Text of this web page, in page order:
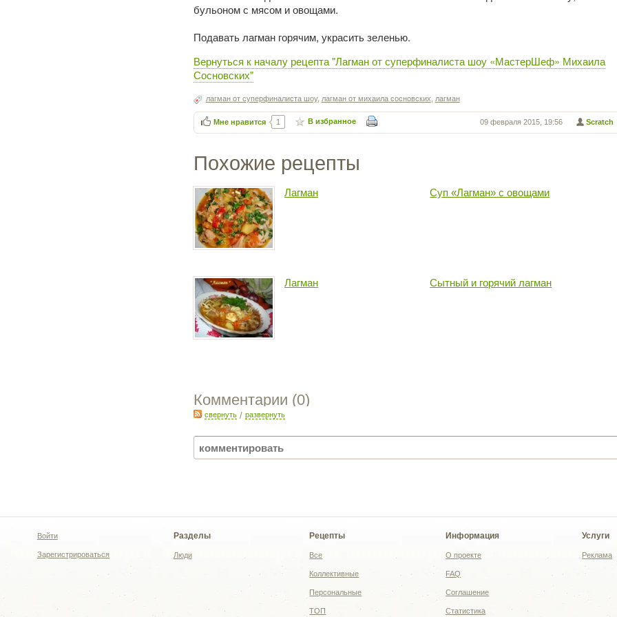
бульоном с мясом и овощами.
Подавать лагман горячим, украсить зеленью.
Вернуться к началу рецепта "Лагман от суперфиналиста шоу «МастерШеф» Михаила
Сосновских"
лагман от суперфиналиста шоу, лагман от михаила сосновских лагман
Scratch
09 февраля 2015, 19:56
Мне нравится 1 В избранное
Похожие рецепты
Лагман Суп «Лагман» с овощами
Лагман Сытный и горячий лагман
Комментарии (0)
свернуть/ развернуть
Войти
Зарегистрироваться
Разделы
Люди
Рецепты
Все
Коллективные
Персональные
ТОП
Информация
О проекте
FAQ
Соглашение
Статистика
Услуги
Реклама